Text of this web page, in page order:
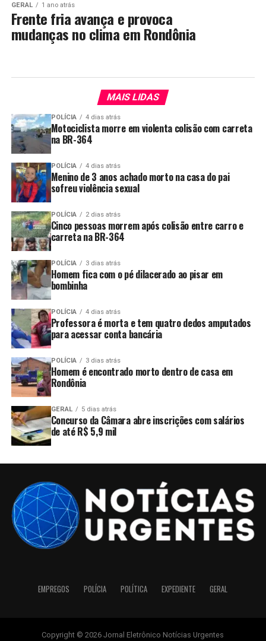
GERAL 1 ano atrás
Frente fria avança e provoca
mudanças no clima em Rondônia
MAIS LIDAS
POLÍCIA 4 dias atrás
Motociclista morre em violenta colisão com carreta
na BR-364
POLÍCIA 4 dias atrás
Menino de 3 anos achado morto na casa do pai
sofreu violência sexual
POLÍCIA 2 dias atrás
Cinco pessoas morrem após colisão entre carro e
carreta na BR-364
POLÍCIA 3 dias atrás
Homem fica com o pé dilacerado ao pisar em
bombinha
POLÍCIA 4 dias atrás
Professora é morta e tem quatro dedos amputados
para acessar conta bancária
POLÍCIA 3 dias atrás
Homem é encontrado morto dentro de casa em
Rondônia
GERAL 5 dias atrás
Concurso da Câmara abre inscrições com salários
de até R$ 5,9 mil
EMPREGOS POLÍCIA POLÍTICA EXPEDIENTE GERAL
Copyright © 2026 Jornal Eletrônico Notícias Urgentes